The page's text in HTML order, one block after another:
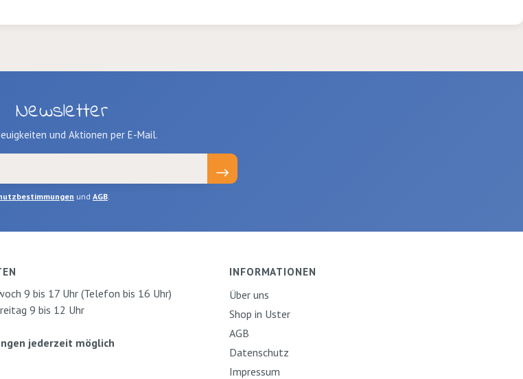
Newsletter
und Aktionen per E-Mail.
und AGB.
9 bis 17 Uhr (Telefon bis 16 Uhr)
9 bis 12 Uhr
jederzeit möglich
INFORMATIONEN
Über uns
Shop in Uster
AGB
Datenschutz
Impressum